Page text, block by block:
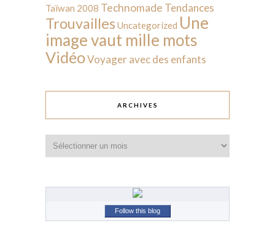
Taïwan 2008 Technomade Tendances
Trouvailles Uncategorized Une
image vaut mille mots
VidéoVoyager avec des enfants
ARCHIVES
Follow this blog